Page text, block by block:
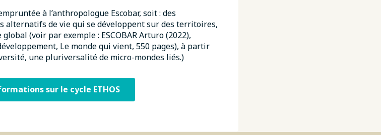
à l’anthropologue Escobar, soit : des
alternatifs de vie qui se développent sur des territoires,
(voir par exemple : ESCOBAR Arturo (2022),
Le monde qui vient, 550 pages), à partir
une pluriversalité de micro-mondes liés.)
sur le cycle ETHOS